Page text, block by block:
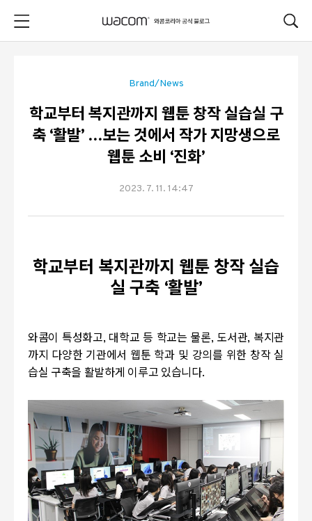
Brand/News
학교부터 복지관까지 웹툰 창작 실습실 구
축 ‘활발’ …보는 것에서 작가 지망생으로
웹툰 소비 ‘진화’
2023. 7. 11. 14:47
학교부터 복지관까지 웹툰 창작 실습
실 구축 ‘활발’
와콤이 특성화고, 대학교 등 학교는 물론, 도서관, 복지관
까지 다양한 기관에서 웹툰 학과 및 강의를 위한 창작 실
습실 구축을 활발하게 이루고 있습니다.